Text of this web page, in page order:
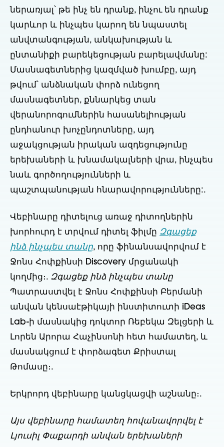
ներառյալ՝ թե ինչ են դրանք, ինչու են դրանք
կարևոր և ինչպես կարող են նպաստել
անվտանգության, անկախության և
ընտանիքի բարեկեցության բարելավմանը:
Մասնագետներից կազմված խումբը, այդ
թվում՝ անձնական փորձ ունեցող
մասնագետներ, քննարկեց տան
վերանորոգումներին հասանելիության
ընդհանուր խոչընդոտները, այդ
աջակցության իրական ազդեցությունը
երեխաների և խնամակալների վրա, ինչպես
նաև գործողությունների և
պաշտպանության հնարավորությունները:.
Վեբինարը դիտելուց առաջ դիտողներին
խորհուրդ է տրվում դիտել ֆիլմը Զգացեք
ինձ ինչպես տանը, որը ֆինանսավորվում է
Ջոնս Հոփքինսի Discovery մրցանակի
կողմից։. Զգացեք ինձ ինչպես տանը
Պատրաստվել է Ջոնս Հոփքինսի Բերմանի
անվան կենսաէթիկայի ինստիտուտի iDeas
Lab-ի մասնակից դոկտոր Ռեբեկա Զելցերի և
Լորեն Արորա Հաչինսոնի հետ համատեղ, և
մասնակցում է փորձագետ Քրիստալ
Թոմասը։.
Երկրորդ վեբինարը կանցկացվի աշնանը։.
Այս վեբինարը համատեղ հովանավորվել է
Լյուսիլ Փաքարդի անվան երեխաների